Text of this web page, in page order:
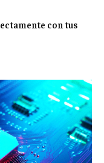
con tus